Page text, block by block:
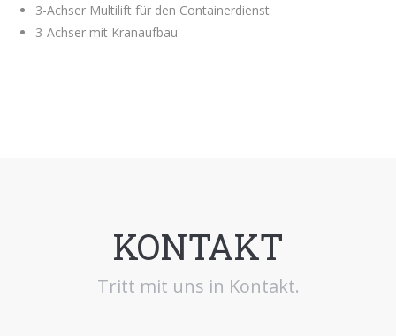
3-Achser Multilift für den Containerdienst
3-Achser mit Kranaufbau
KONTAKT
Tritt mit uns in Kontakt.